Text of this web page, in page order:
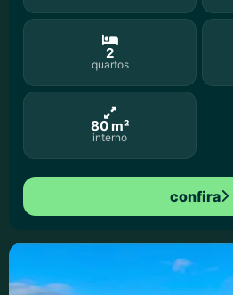
2
quartos
80 m²
interno
confira